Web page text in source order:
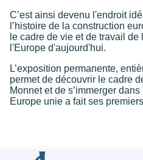
C’est ainsi devenu l'endroit
l’histoire de la construction
le cadre de vie et de travail
l'Europe d'aujourd'hui.
L’exposition permanente,
permet de découvrir le cadre
Monnet et de s’immerger
Europe unie a fait ses